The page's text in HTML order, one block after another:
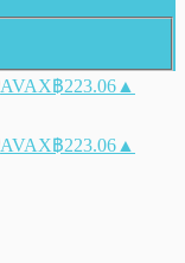
AVAX฿223.06 ▲
AVAX฿223.06 ▲